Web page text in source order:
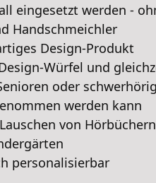
eingesetzt werden -
Handschmeichler
Design-Produkt
Würfel und
oder
werden kann
von Hörbüchern
personalisierbar